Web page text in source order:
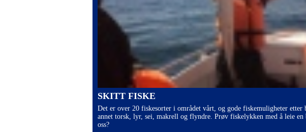
SKITT FISKE
Det er over 20 fiskesorter i området vårt, og gode fiskemuligheter etter
annet torsk, lyr, sei, makrell og flyndre. Prøv fiskelykken med å leie en
oss?